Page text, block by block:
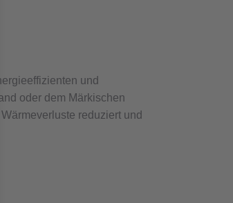
und
oder dem Märkischen
reduziert und